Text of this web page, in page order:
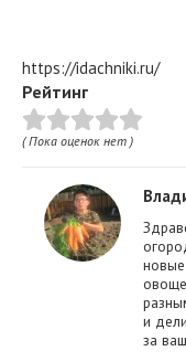
https://idachniki.ru/
Рейтинг
( Пока оценок нет )
новые
и
за